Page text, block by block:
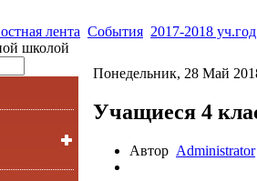
лента События 2017-2018 уч.год
школой
Понедельник, 28 Май
Учащиеся 4
Автор Administrator